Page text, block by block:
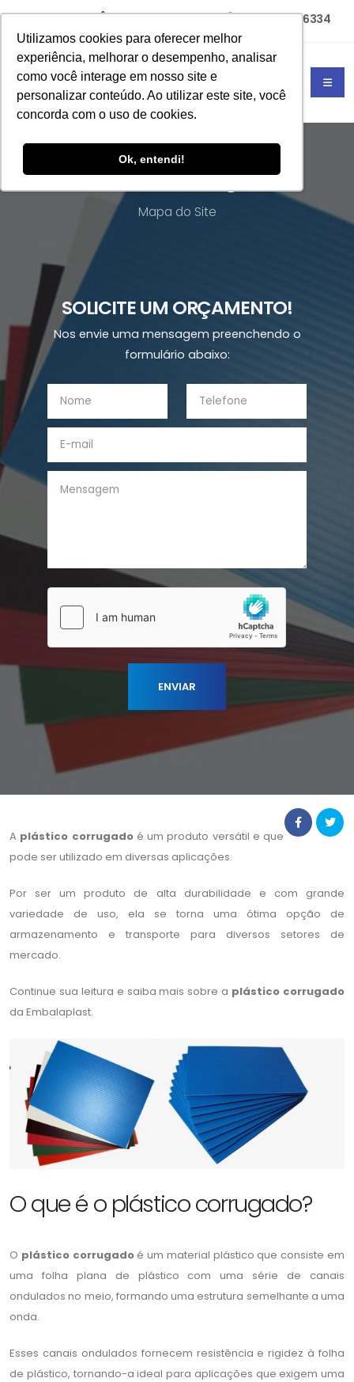
Utilizamos cookies para oferecer melhor
experiência, melhorar o desempenho, analisar
como você interage em nosso site e
personalizar conteúdo. Ao utilizar este site, você
concorda com o uso de cookies.
Ok, entendi!
(11) 94785-6334
Plástico corrugado
Mapa do Site
SOLICITE UM ORÇAMENTO!
Nos envie uma mensagem preenchendo o
formulário abaixo:
A plástico corrugadoé um produto versátil e que
pode ser utilizado em diversas aplicações.
Por ser um produto de alta durabilidade e com grande
variedade de uso, ela se torna uma ótima opção de
armazenamento e transporte para diversos setores de
mercado.
Continue sua leitura e saiba mais sobre a plástico corrugado
da Embalaplast.
O que é o plástico corrugado?
O plástico corrugadoé um material plástico que consiste em
uma folha plana de plástico com uma série de canais
ondulados no meio, formando uma estrutura semelhante a uma
onda.
Esses canais ondulados fornecem resistência e rigidez à folha
de plástico, tornando-a ideal para aplicações que exigem uma